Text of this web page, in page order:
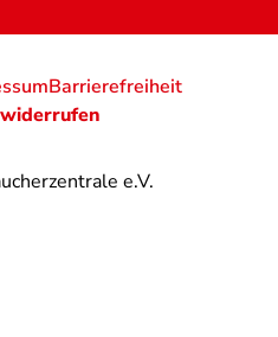
e.V.
Barrierefreiheit